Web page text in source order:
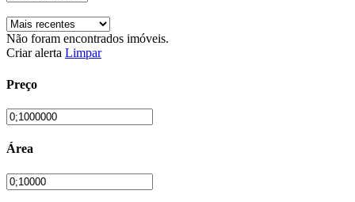
Não foram encontrados imóveis.
Criar alerta Limpar
Preço
Área